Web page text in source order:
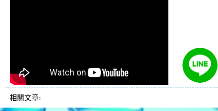
相關文章: